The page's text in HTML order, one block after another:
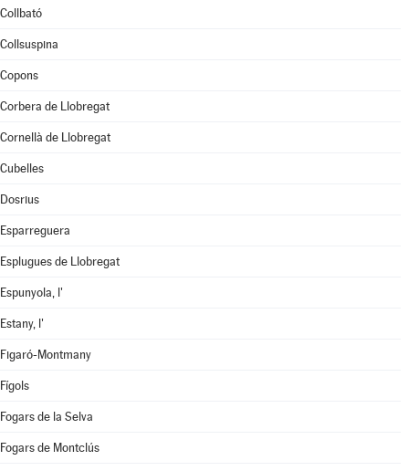
Collbató
Collsuspina
Copons
Corbera de Llobregat
Cornellà de Llobregat
Cubelles
Dosrius
Esparreguera
Esplugues de Llobregat
Espunyola, l'
Estany, l'
Figaró-Montmany
Fígols
Fogars de la Selva
Fogars de Montclús